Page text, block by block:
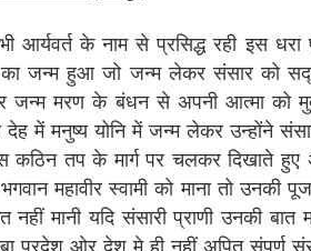
के नाम से प्रसिद्ध रही इस धरा
जन्म हुआ जो जन्म लेकर संसार को
जन्म मरण के बंधन से अपनी आत्मा को
देह में मनुष्य योनि में जन्म लेकर उन्होंने
कठिन तप के मार्ग पर चलकर दिखाते हुए
महावीर स्वामी को माना तो
नहीं मानी यदि संसारी प्राणी उनकी